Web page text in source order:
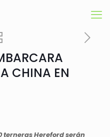
CHINA EN
terneras Hereford serán